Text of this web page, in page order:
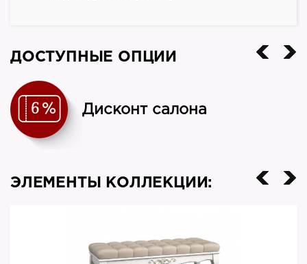
ДОСТУПНЫЕ ОПЦИИ
Дисконт салона
ЭЛЕМЕНТЫ КОЛЛЕКЦИИ: